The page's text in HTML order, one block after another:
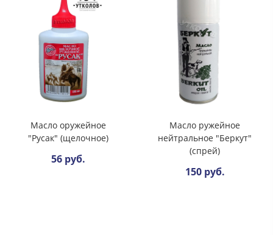
Масло оружейное
"Русак" (щелочное)
56 руб.
Масло ружейное
нейтральное "Беркут"
(спрей)
150 руб.